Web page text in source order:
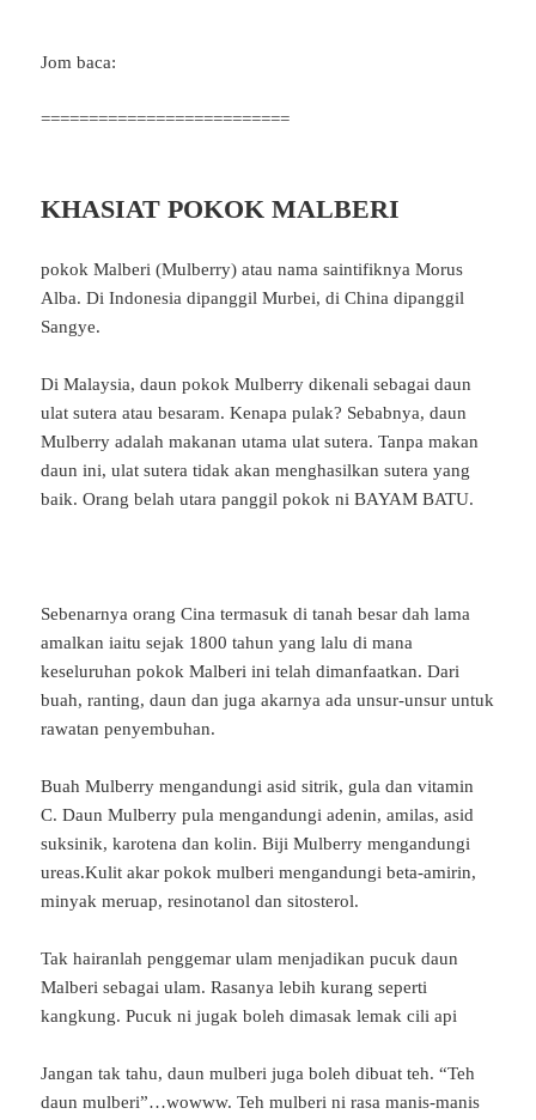
Jom baca:
==========================
KHASIAT POKOK MALBERI
pokok Malberi (Mulberry) atau nama saintifiknya Morus
Alba. Di Indonesia dipanggil Murbei, di China dipanggil
Sangye.
Di Malaysia, daun pokok Mulberry dikenali sebagai daun
ulat sutera atau besaram. Kenapa pulak? Sebabnya, daun
Mulberry adalah makanan utama ulat sutera. Tanpa makan
daun ini, ulat sutera tidak akan menghasilkan sutera yang
baik. Orang belah utara panggil pokok ni BAYAM BATU.
Sebenarnya orang Cina termasuk di tanah besar dah lama
amalkan iaitu sejak 1800 tahun yang lalu di mana
keseluruhan pokok Malberi ini telah dimanfaatkan. Dari
buah, ranting, daun dan juga akarnya ada unsur-unsur untuk
rawatan penyembuhan.
Buah Mulberry mengandungi asid sitrik, gula dan vitamin
C. Daun Mulberry pula mengandungi adenin, amilas, asid
suksinik, karotena dan kolin. Biji Mulberry mengandungi
ureas.Kulit akar pokok mulberi mengandungi beta-amirin,
minyak meruap, resinotanol dan sitosterol.
Tak hairanlah penggemar ulam menjadikan pucuk daun
Malberi sebagai ulam. Rasanya lebih kurang seperti
kangkung. Pucuk ni jugak boleh dimasak lemak cili api
Jangan tak tahu, daun mulberi juga boleh dibuat teh. “Teh
daun mulberi”…wowww. Teh mulberi ni rasa manis-manis